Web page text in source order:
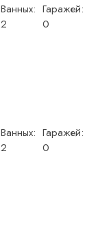
Ванных:
2
Гаражей:
0
Ванных:
2
Гаражей:
0